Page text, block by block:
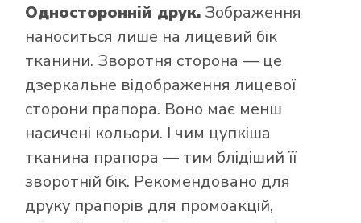
Односторонній друк. Зображення
наноситься лише на лицевий бік
тканини. Зворотня сторона — це
дзеркальне відображення лицевої
сторони прапора. Воно має менш
насичені кольори. І чим цупкіша
тканина прапора — тим блідіший її
зворотній бік. Рекомендовано для
друку прапорів для промоакцій,